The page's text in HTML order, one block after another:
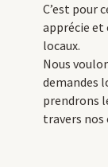
C’est pour
apprécie et
locaux.
Nous
demandes
prendrons
travers nos